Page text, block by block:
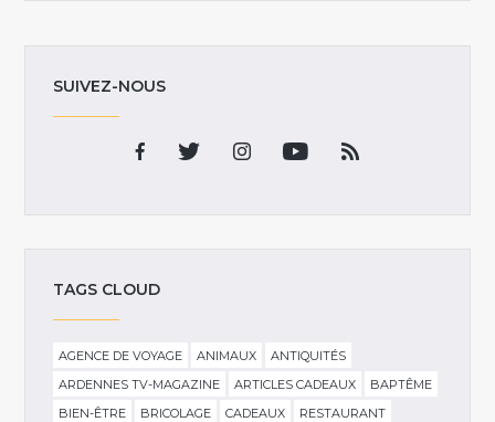
SUIVEZ-NOUS
TAGS CLOUD
AGENCE DE VOYAGE ANIMAUX
ANTIQUITÉS
ARDENNES TV-MAGAZINE
ARTICLES CADEAUX
BAPTÊME
BIEN-ÊTRE
BRICOLAGE CADEAUX
RESTAURANT